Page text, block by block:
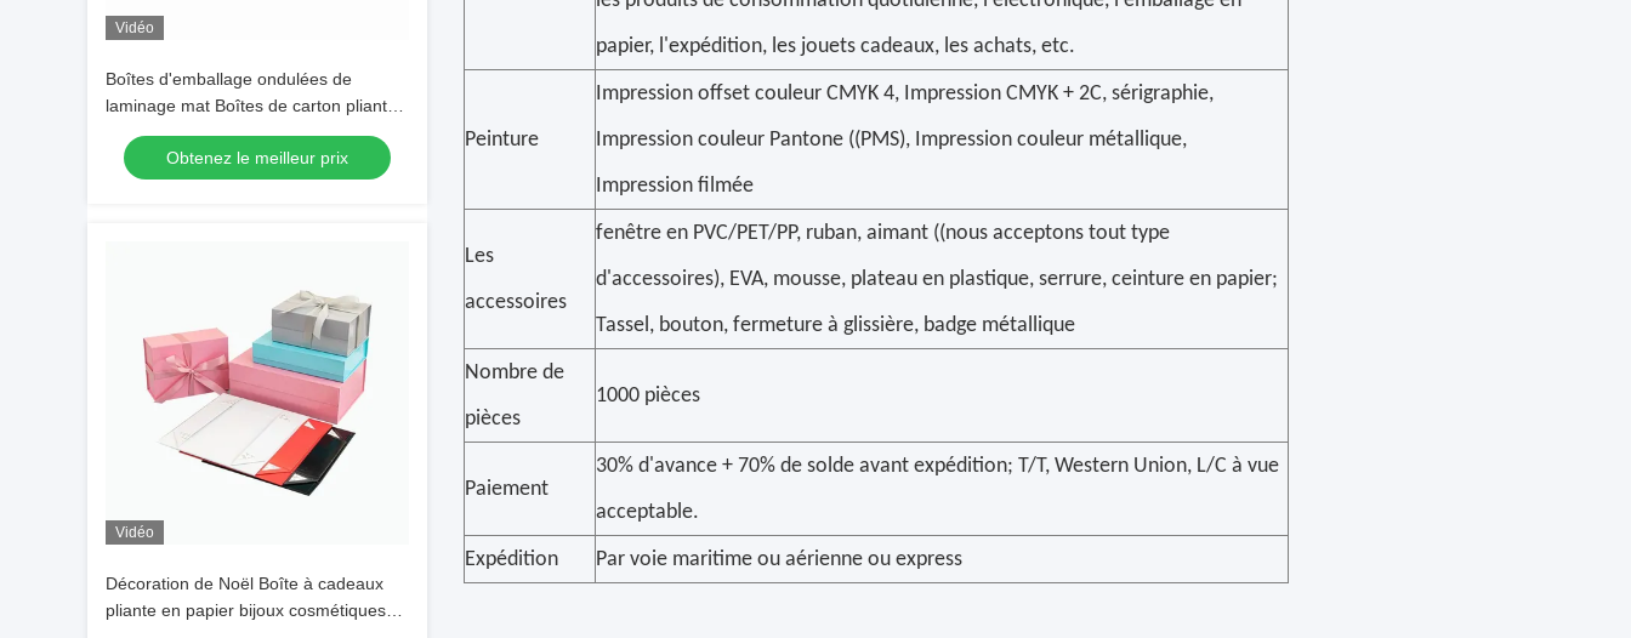
Vidéo
Boîtes d'emballage ondulées de
laminage mat Boîtes de carton pliantes
en papier à flûte
Obtenez le meilleur prix
Vidéo
Décoration de Noël Boîte à cadeaux
pliante en papier bijoux cosmétiques
papier, l'expédition, les jouets cadeaux, les achats, etc.
Peinture
Impression offset couleur CMYK 4, Impression CMYK + 2C, sérigraphie,
Impression couleur Pantone ((PMS), Impression couleur métallique,
Impression filmée
Les
accessoires
fenêtre en PVC/PET/PP, ruban, aimant ((nous acceptons tout type
d'accessoires), EVA, mousse, plateau en plastique, serrure, ceinture en papier;
Tassel, bouton, fermeture à glissière, badge métallique
Nombre de
pièces
1000 pièces
Paiement
30% d'avance + 70% de solde avant expédition; T/T, Western Union, L/C à vue
acceptable.
Expédition Par voie maritime ou aérienne ou express